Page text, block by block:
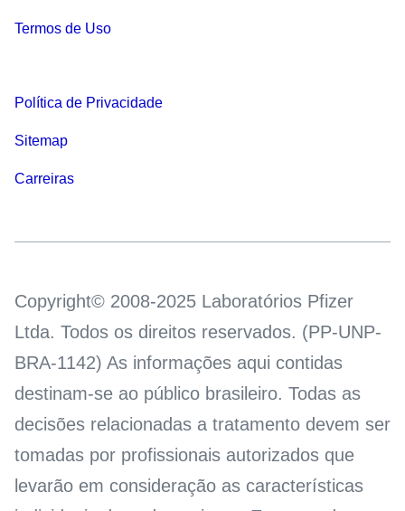
Termos de Uso
Política de Privacidade
Sitemap
Carreiras
Copyright© 2008-2025 Laboratórios Pfizer
Ltda. Todos os direitos reservados. (PP-UNP-
BRA-1142) As informações aqui contidas
destinam-se ao público brasileiro. Todas as
decisões relacionadas a tratamento devem ser
tomadas por profissionais autorizados que
levarão em consideração as características